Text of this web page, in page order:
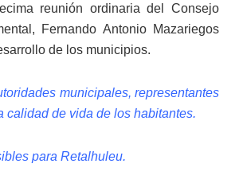
reunión ordinaria del Consejo
Fernando Antonio Mazariegos
de los municipios.
municipales, representantes
calidad de vida de los habitantes.
para Retalhuleu.